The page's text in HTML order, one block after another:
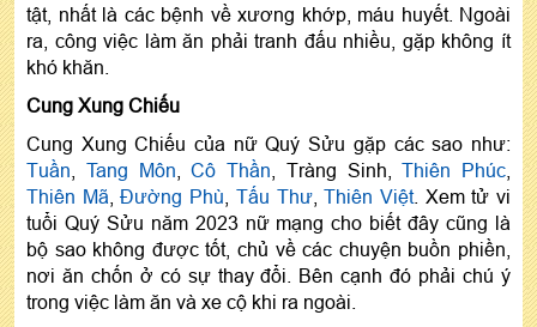
tật, nhất là các bệnh về xương khớp, máu huyết. Ngoài
ra, công việc làm ăn phải tranh đấu nhiều, gặp không ít
khó khăn.
Cung Xung Chiếu
Cung Xung Chiếu của nữ Quý Sửu gặp các sao như:
Tuần
Tang Môn ,Cô Thần , Tràng Sinh,Thiên Phúc
Thiên Mã ,Đường Phù Tấu Thư,Thiên Việt. Xem tử vi
tuổi Quý Sửu năm 2023 nữ mạng cho biết đây cũng là
bộ sao không được tốt, chủ về các chuyện buồn phiền,
nơi ăn chốn ở có sự thay đổi. Bên cạnh đó phải chú ý
trong việc làm ăn và xe cộ khi ra ngoài.